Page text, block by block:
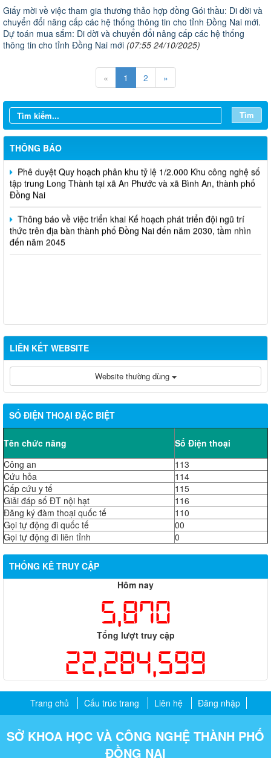
Giấy mời về việc tham gia thương thảo hợp đồng Gói thầu: Di dời và
chuyển đổi nâng cấp các hệ thống thông tin cho tỉnh Đồng Nai mới.
Dự toán mua sắm: Di dời và chuyển đổi nâng cấp các hệ thống
thông tin cho tỉnh Đồng Nai mới (07:55 24/10/2025)
« 1 2 »
Tìm
THÔNG BÁO
Thông báo Tuyển chọn tổ chức và cá nhân chủ trì thực hiện
nhiệm vụ khoa học và công nghệ cấp thành phố sử dụng ngân
Thông báo Kế hoạch mở hồ sơ tham gia Tuyển chọn tổ chức và
cá nhân chủ trì thực hiện nhiệm vụ khoa học và công nghệ thực
hiện năm 2026 (đợt 1) lần 2
Phê duyệt Quy hoạch phân khu tỷ lệ 1/2.000 Khu công nghệ số
tập trung Long Thành tại xã An Phước và xã Bình An, thành phố
Đồng Nai
Thông báo về việc triển khai Kế hoạch phát triển đội ngũ trí
thức trên địa bàn thành phố Đồng Nai đến năm 2030, tầm nhìn
đến năm 2045
LIÊN KẾT WEBSITE
Website thường dùng
SỐ ĐIỆN THOẠI ĐẶC BIỆT
Tên chức năng
Số Điện thoại
Công an
113
Cứu hỏa
114
Cấp cứu y tế
115
Giải đáp số ĐT nội hạt
116
Đăng ký đàm thoại quốc tế
110
Gọi tự động đi quốc tế
00
Gọi tự động đi liên tỉnh
0
THỐNG KÊ TRUY CẬP
Hôm nay
5,870
Tổng lượt truy cập
22,284,599
Trang chủ Cấu trúc trang Liên hệ Đăng nhập
SỞ KHOA HỌC VÀ CÔNG NGHỆ THÀNH PHỐ
ĐỒNG NAI